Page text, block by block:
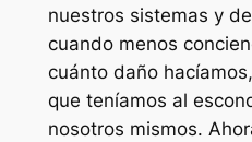
nuestros sistemas y
cuando menos
cuánto daño
que teníamos al
nosotros mismos.